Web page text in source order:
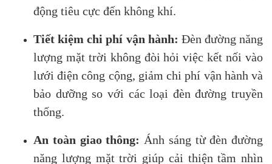
động tiêu cực đến không khí.
Tiết kiệm chi phí vận hành: Đèn đường năng
lượng mặt trời không đòi hỏi việc kết nối vào
lưới điện công cộng, giảm chi phí vận hành và
bảo dưỡng so với các loại đèn đường truyền
thống.
An toàn giao thông: Ánh sáng từ đèn đường
năng lượng mặt trời giúp cải thiện tầm nhìn